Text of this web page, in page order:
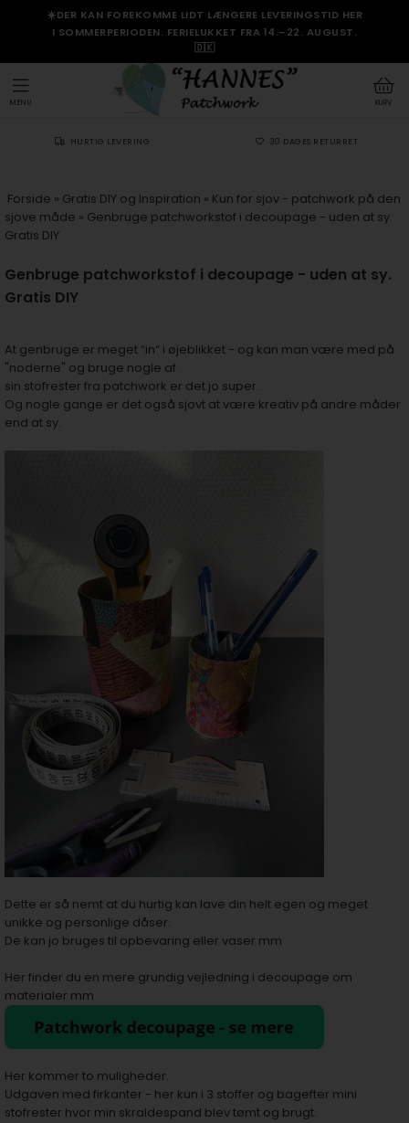
☀️DER KAN FOREKOMME LIDT LÆNGERE LEVERINGSTID HER
I SOMMERPERIODEN. FERIELUKKET FRA 14.–22. AUGUST.
🇩🇰
KURV
MENU
HURTIG LEVERING 30 DAGES RETURRET
Forside » Gratis DIY og Inspiration » Kun for sjov - patchwork på den
sjove måde » Genbruge patchworkstof i decoupage - uden at sy.
Gratis DIY
Genbruge patchworkstof i decoupage - uden at sy.
Gratis DIY
At genbruge er meget “in“ i øjeblikket - og kan man være med på
"noderne" og bruge nogle af
sin stofrester fra patchwork er det jo super.
Og nogle gange er det også sjovt at være kreativ på andre måder
end at sy.
Dette er så nemt at du hurtig kan lave din helt egen og meget
unikke og personlige dåser.
De kan jo bruges til opbevaring eller vaser mm
Her finder du en mere grundig vejledning i decoupage om
materialer mm
Her kommer to muligheder.
Udgaven med firkanter - her kun i 3 stoffer og bagefter mini
stofrester hvor min skraldespand blev tømt og brugt.